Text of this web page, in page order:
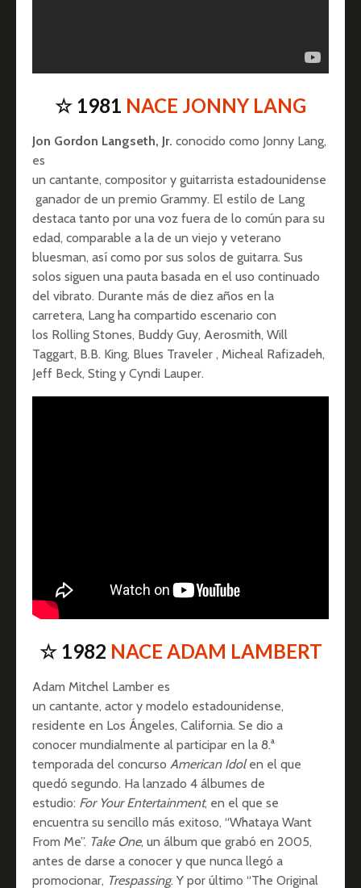
☆ 1981 NACE JONNY LANG
Jon Gordon Langseth, Jr. conocido como Jonny Lang,
es
un cantante, compositor y guitarrista estadounidense
ganador de un premio Grammy. El estilo de Lang
destaca tanto por una voz fuera de lo común para su
edad, comparable a la de un viejo y veterano
bluesman, así como por sus solos de guitarra. Sus
solos siguen una pauta basada en el uso continuado
del vibrato. Durante más de diez años en la
carretera, Lang ha compartido escenario con
los Rolling Stones, Buddy Guy, Aerosmith, Will
Taggart, B.B. King, Blues Traveler , Micheal Rafizadeh,
Jeff Beck, Sting y Cyndi Lauper.
☆ 1982 NACE ADAM LAMBERT
Adam Mitchel Lamber es
un cantante, actor y modelo estadounidense,
residente en Los Ángeles, California. Se dio a
conocer mundialmente al participar en la 8.ª
temporada del concurso American Idolen el que
quedó segundo. Ha lanzado 4 álbumes de
estudio: For Your Entertainment, en el que se
encuentra su sencillo más exitoso, “Whataya Want
From Me”. Take One, un álbum que grabó en 2005,
antes de darse a conocer y que nunca llegó a
promocionar, Trespassing. Y por último “The Original